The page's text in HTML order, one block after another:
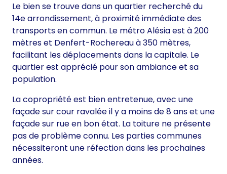
Le bien se trouve dans un quartier recherché du
14e arrondissement, à proximité immédiate des
transports en commun. Le métro Alésia est à 200
mètres et Denfert-Rochereau à 350 mètres,
facilitant les déplacements dans la capitale. Le
quartier est apprécié pour son ambiance et sa
population.
La copropriété est bien entretenue, avec une
façade sur cour ravalée il y a moins de 8 ans et une
façade sur rue en bon état. La toiture ne présente
pas de problème connu. Les parties communes
nécessiteront une réfection dans les prochaines
années.